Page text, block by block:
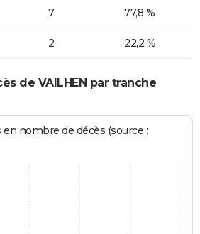
7 77,8 %
2 22,2 %
de VAILHEN par tranche
nombre de décès (source :